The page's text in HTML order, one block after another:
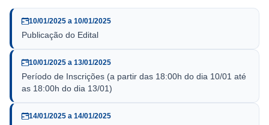
10/01/2025 a 10/01/2025
Publicação do Edital
10/01/2025 a 13/01/2025
Período de Inscrições (a partir das 18:00h do dia 10/01 até
as 18:00h do dia 13/01)
14/01/2025 a 14/01/2025